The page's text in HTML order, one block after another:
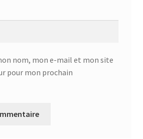
nom, mon e-mail et mon site
pour mon prochain